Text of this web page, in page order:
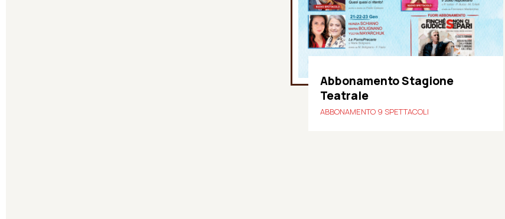
Abbonamento Stagione
Teatrale
ABBONAMENTO 9 SPETTACOLI